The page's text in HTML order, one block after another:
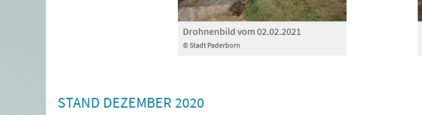
© Stadt Paderborn
Drohnenbild vom 02.02.2021
STAND DEZEMBER 2020